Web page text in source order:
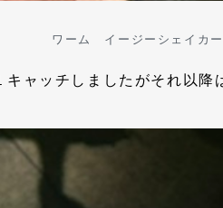
ワーム イージーシェイカー
キャッチしましたがそれ以降